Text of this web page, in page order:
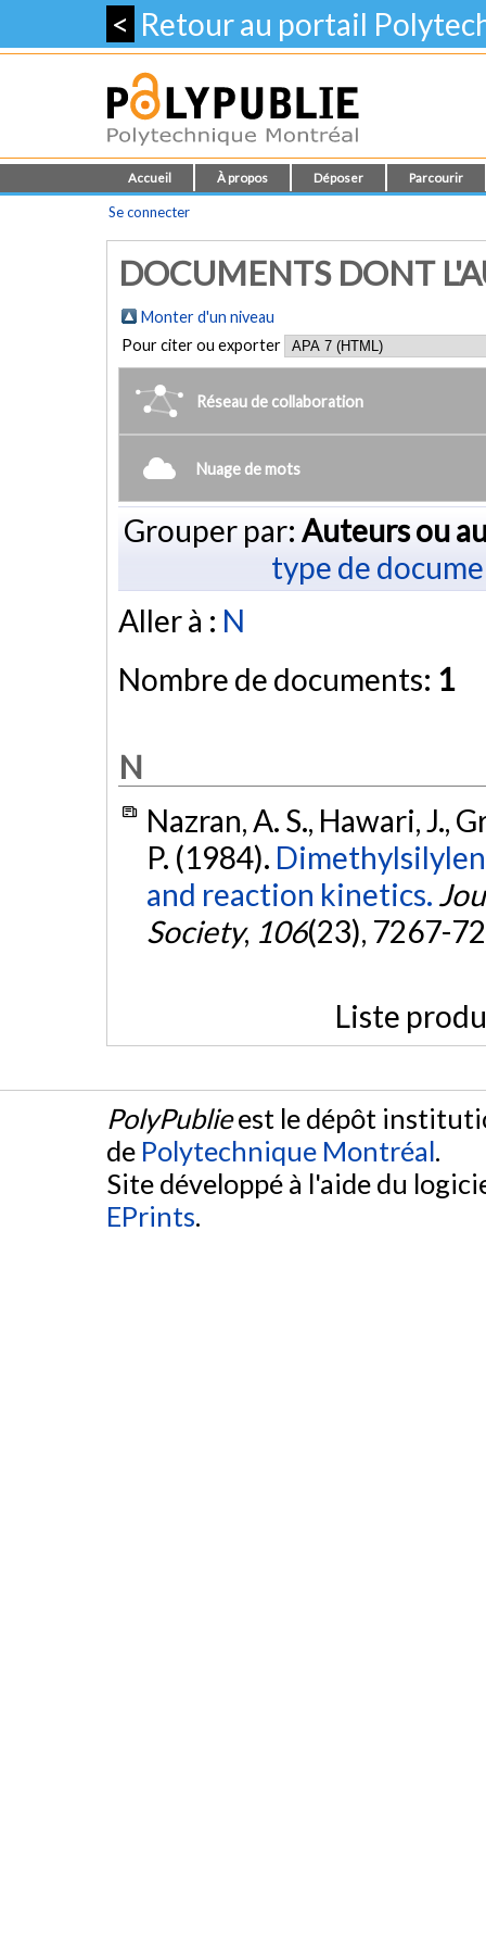
< Retour au portail
Accueil À propos Déposer Parcourir
Se connecter
DOCUMENTS DONT
Monter d'un niveau
Pour citer ou exporter
Réseau de collaboration
Nuage de mots
Grouper par: Auteurs ou
type de
Aller à : N
Nombre de documents: 1
N
Nazran, A. S., Hawari, J.,
P. (1984).
and reaction kinetics.
Society, 106(23), 7267-
Liste
PolyPublieest le dépôt
de Polytechnique Montréal.
Site développé à l'aide du
EPrints.